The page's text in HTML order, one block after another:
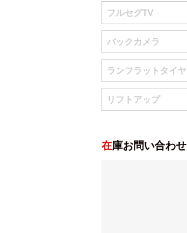
フルセグTV
バックカメラ
ランフラットタイヤ
リフトアップ
在庫お問い合わせ